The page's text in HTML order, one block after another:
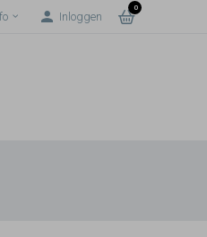
Inloggen
0